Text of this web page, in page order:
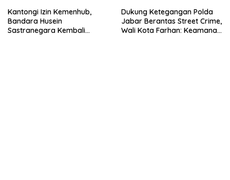
Kantongi Izin Kemenhub,
Bandara Husein
Sastranegara Kembali
Dukung Ketegangan Polda
Jabar Berantas Street Crime,
Wali Kota Farhan: Keamanan